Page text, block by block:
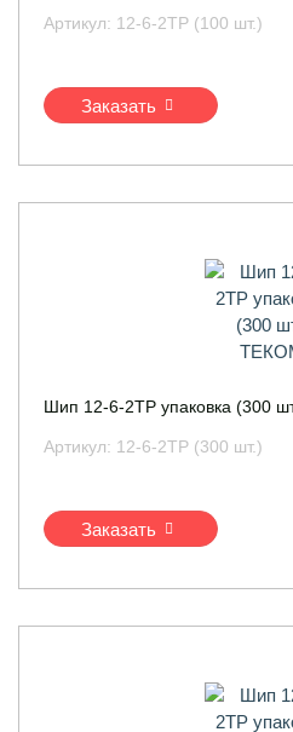
Артикул: 12-6-2ТР (100 шт.)
Заказать
Шип 12-6-2ТР упаковка (300
Артикул: 12-6-2ТР (300 шт.)
Заказать